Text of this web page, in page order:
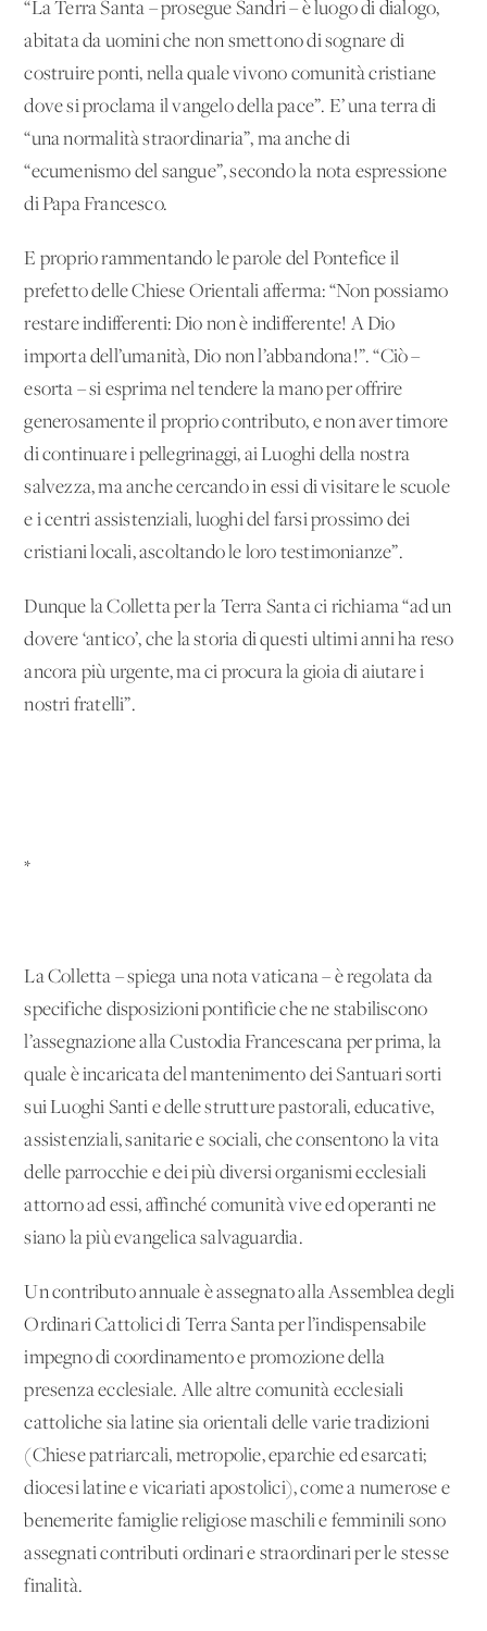
“La Terra Santa – prosegue Sandri – è luogo di dialogo,
abitata da uomini che non smettono di sognare di
costruire ponti, nella quale vivono comunità cristiane
dove si proclama il vangelo della pace”. E’ una terra di
“una normalità straordinaria”, ma anche di
“ecumenismo del sangue”, secondo la nota espressione
di Papa Francesco.
E proprio rammentando le parole del Pontefice il
prefetto delle Chiese Orientali afferma: “Non possiamo
restare indifferenti: Dio non è indifferente! A Dio
importa dell’umanità, Dio non l’abbandona!”. “Ciò –
esorta – si esprima nel tendere la mano per offrire
generosamente il proprio contributo, e non aver timore
di continuare i pellegrinaggi, ai Luoghi della nostra
salvezza, ma anche cercando in essi di visitare le scuole
e i centri assistenziali, luoghi del farsi prossimo dei
cristiani locali, ascoltando le loro testimonianze”.
Dunque la Colletta per la Terra Santa ci richiama “ad un
dovere ‘antico’, che la storia di questi ultimi anni ha reso
ancora più urgente, ma ci procura la gioia di aiutare i
nostri fratelli”.
*
La Colletta – spiega una nota vaticana – è regolata da
specifiche disposizioni pontificie che ne stabiliscono
l’assegnazione alla Custodia Francescana per prima, la
quale è incaricata del mantenimento dei Santuari sorti
sui Luoghi Santi e delle strutture pastorali, educative,
assistenziali, sanitarie e sociali, che consentono la vita
delle parrocchie e dei più diversi organismi ecclesiali
attorno ad essi, affinché comunità vive ed operanti ne
siano la più evangelica salvaguardia.
Un contributo annuale è assegnato alla Assemblea degli
Ordinari Cattolici di Terra Santa per l’indispensabile
impegno di coordinamento e promozione della
presenza ecclesiale. Alle altre comunità ecclesiali
cattoliche sia latine sia orientali delle varie tradizioni
(Chiese patriarcali, metropolie, eparchie ed esarcati;
diocesi latine e vicariati apostolici), come a numerose e
benemerite famiglie religiose maschili e femminili sono
assegnati contributi ordinari e straordinari per le stesse
finalità.